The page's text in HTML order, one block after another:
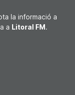
la informació a
a Litoral FM.